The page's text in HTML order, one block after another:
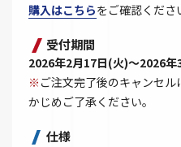
購入はこちらをご確認くださ
受付期間
2026年2月17日(火)～2026
※ ご注文完了後のキャンセ
かじめご了承ください。
仕様